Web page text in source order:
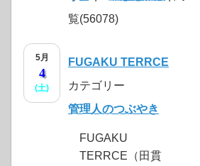
覧(56078)
5月
4
(土)
FUGAKU TERRCE
カテゴリー
管理人のつぶやき
FUGAKU
TERRCE（田貫